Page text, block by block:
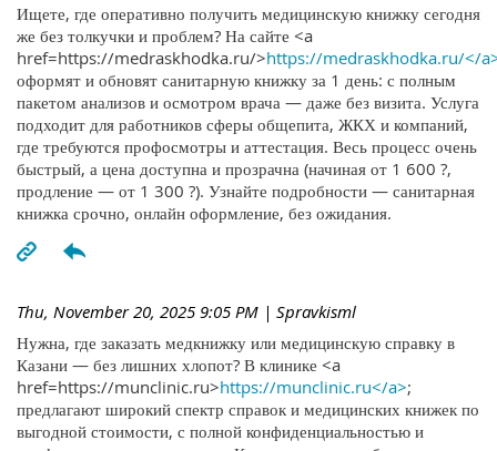
Ищете, где оперативно получить медицинскую книжку сегодня
же без толкучки и проблем? На сайте <a
href=https://medraskhodka.ru/>https://medraskhodka.ru/</
оформят и обновят санитарную книжку за 1 день: с полным
пакетом анализов и осмотром врача — даже без визита. Услуга
подходит для работников сферы общепита, ЖКХ и компаний,
где требуются профосмотры и аттестация. Весь процесс очень
быстрый, а цена доступна и прозрачна (начиная от 1 600 ?,
продление — от 1 300 ?). Узнайте подробности — санитарная
книжка срочно, онлайн оформление, без ожидания.
Thu, November 20, 2025 9:05 PM | Spravkisml
Нужна, где заказать медкнижку или медицинскую справку в
Казани — без лишних хлопот? В клинике <a
href=https://munclinic.ru>https://munclinic.ru</a>;
предлагают широкий спектр справок и медицинских книжек по
выгодной стоимости, с полной конфиденциальностью и